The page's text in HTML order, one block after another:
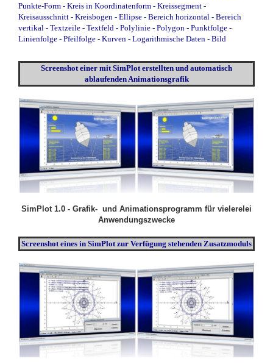
Punkte-Form - Kreis in Koordinatenform - Kreissegment -
Kreisausschnitt - Kreisbogen - Ellipse - Bereich horizontal - Bereich
vertikal - Textzeile - Textfeld - Polylinie - Polygon - Punktfolge -
Linienfolge - Pfeilfolge - Kurven - Logarithmische Daten - Bild
Screenshot einer mit SimPlot erstellten und automatisch
ablaufenden Animationsgrafik
SimPlot 1.0 - Grafik- und Animationsprogramm für vielerelei
Anwendungszwecke
Screenshot eines in SimPlot zur Verfügung stehenden Zusatzmoduls